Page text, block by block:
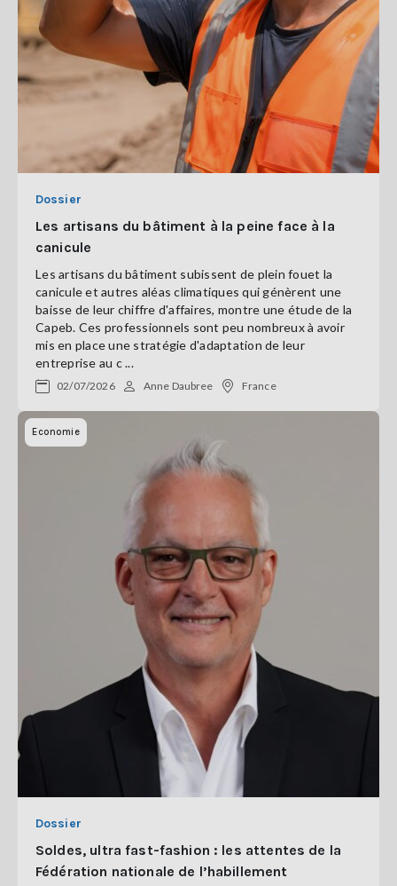
Dossier
Les artisans du bâtiment à la peine face à la
canicule
Les artisans du bâtiment subissent de plein fouet la
canicule et autres aléas climatiques qui génèrent une
baisse de leur chiffre d'affaires, montre une étude de la
Capeb. Ces professionnels sont peu nombreux à avoir
mis en place une stratégie d'adaptation de leur
entreprise au c ...
02/07/2026 Anne Daubree France
Economie
Dossier
Soldes, ultra fast-fashion : les attentes de la
Fédération nationale de l’habillement